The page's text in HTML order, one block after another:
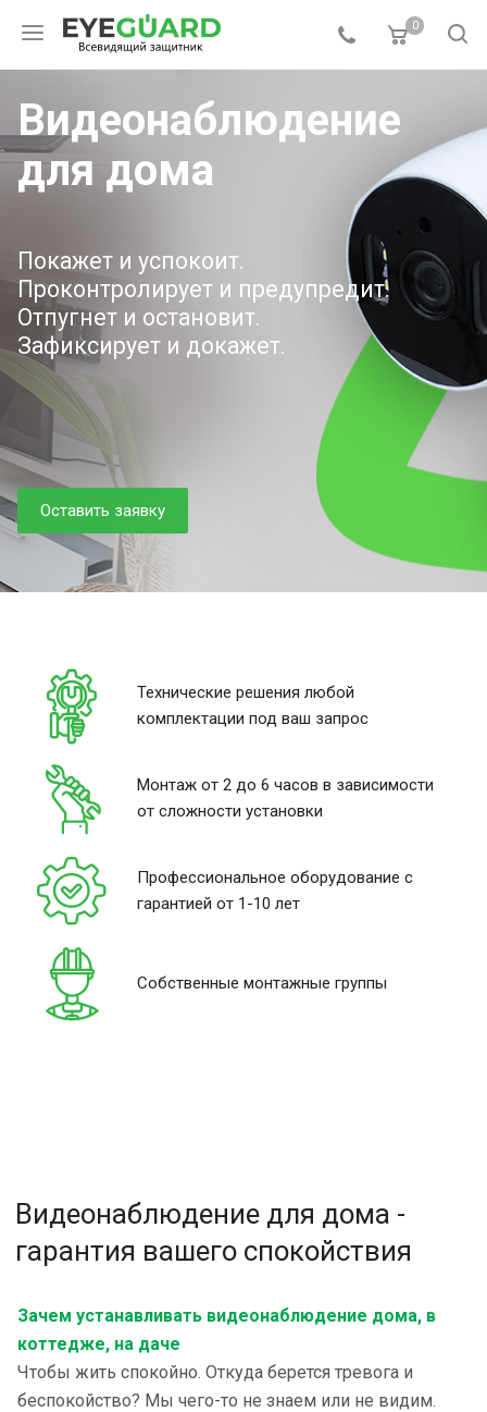
0
Видеонаблюдение
для дома
Покажет и успокоит.
Проконтролирует и предупредит.
Отпугнет и остановит.
Зафиксирует и докажет.
Оставить заявку
Технические решения любой
комплектации под ваш запрос
Монтаж от 2 до 6 часов в зависимости
от сложности установки
Профессиональное оборудование с
гарантией от 1-10 лет
Собственные монтажные группы
Видеонаблюдение для дома -
гарантия вашего спокойствия
Зачем устанавливать видеонаблюдение дома, в
коттедже, на даче
Чтобы жить спокойно. Откуда берется тревога и
беспокойство? Мы чего-то не знаем или не видим.